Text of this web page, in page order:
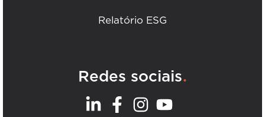
Relatório ESG
Redes sociais.